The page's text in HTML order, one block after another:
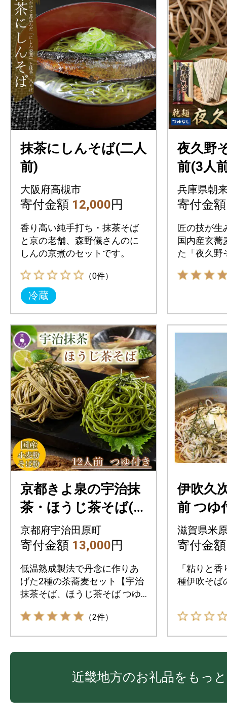
抹茶にしんそば(二人
前)
大阪府高槻市
寄付金額 12,000円
香り高い純手打ち・抹茶そば
と京の老舗、森野儀さんのに
しんの京煮のセットです。
（0件）
冷蔵
夜久野
前(3人
蕎麦使
り強い
モチモ
兵庫県朝
寄付金
匠の技が生
国内産玄蕎
た「夜久野
京都きよ泉の宇治抹
茶・ほうじ茶そば(1
2食分・つゆ付き)ざ
るそば 年越しそば
国産小麦粉、そば粉
使用
京都府宇治田原町
寄付金額 13,000円
低温熟成製法で丹念に作りあ
げた2種の茶蕎麦セット【宇治
抹茶そば、ほうじ茶そば つゆ
（2件）
伊吹久
前 つゆ
滋賀県米
寄付金
「粘りと
種伊吹そば
近畿地方のお礼品をもっ